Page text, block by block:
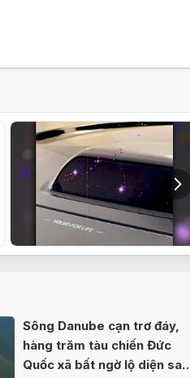
Sông Danube cạn trơ đáy,
hàng trăm tàu chiến Đức
Quốc xã bất ngờ lộ diện sau